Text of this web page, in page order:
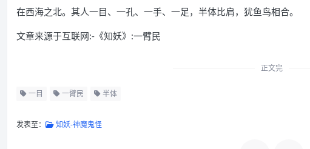
在西海之北。其人一目、一孔、一手、一足，半体比肩，犹鱼鸟相合。
文章来源于互联网:-《知妖》:一臂民
正文完
一目 一臂民 半体
发表至： 知妖-神魔鬼怪